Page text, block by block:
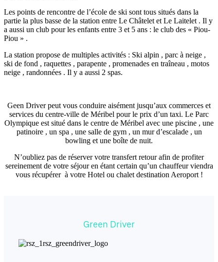
Les points de rencontre de l’école de ski sont tous situés dans la
partie la plus basse de la station entre Le Châtelet et Le Laitelet . Il y
a aussi un club pour les enfants entre 3 et 5 ans : le club des « Piou-
Piou » .
La station propose de multiples activités : Ski alpin , parc à neige ,
ski de fond , raquettes , parapente , promenades en traîneau , motos
neige , randonnées . Il y a aussi 2 spas.
Geen Driver peut vous conduire aisément jusqu’aux commerces et
services du centre-ville de Méribel pour le prix d’un taxi. Le Parc
Olympique est situé dans le centre de Méribel avec une piscine , une
patinoire , un spa , une salle de gym , un mur d’escalade , un
bowling et une boîte de nuit.
N’oubliez pas de réserver votre transfert retour afin de profiter
sereinement de votre séjour en étant certain qu’un chauffeur viendra
vous récupérer à votre Hotel ou chalet destination Aeroport !
Green Driver